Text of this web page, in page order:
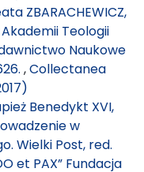
ZBARACHEWICZ,
Teologii
Naukowe
,Collectanea
Benedykt XVI,
w
Wielki Post, red.
et PAX” Fundacja